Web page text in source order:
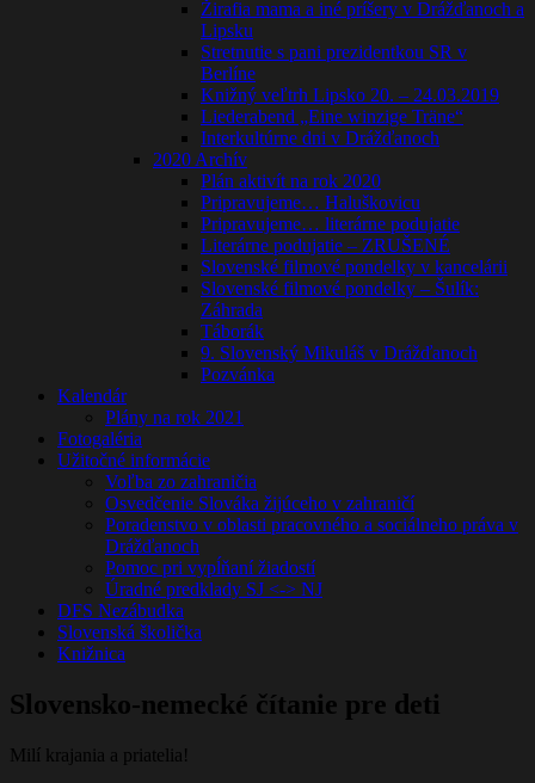
Žirafia mama a iné príšery v Drážďanoch a
Lipsku
Stretnutie s pani prezidentkou SR v
Berlíne
Knižný veľtrh Lipsko 20. – 24.03.2019
Liederabend „Eine winzige Träne“
Interkultúrne dni v Drážďanoch
2020 Archív
Plán aktivít na rok 2020
Pripravujeme… Haluškovicu
Pripravujeme… literárne podujatie
Literárne podujatie – ZRUŠENÉ
Slovenské filmové pondelky v kancelárii
Slovenské filmové pondelky – Šulík:
Záhrada
Táborák
9. Slovenský Mikuláš v Drážďanoch
Pozvánka
Kalendár
Plány na rok 2021
Fotogaléria
Užitočné informácie
Voľba zo zahraničia
Osvedčenie Slováka žijúceho v zahraničí
Poradenstvo v oblasti pracovného a sociálneho práva v
Drážďanoch
Pomoc pri vypĺňaní žiadostí
Úradné predklady SJ <-> NJ
DFS Nezábudka
Slovenská školička
Knižnica
Slovensko-nemecké čítanie pre deti
Milí krajania a priatelia!